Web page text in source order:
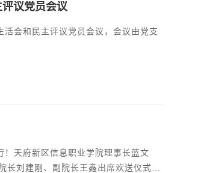
议党员会议
会和民主评议党员会议，会议由党支
天府新区信息职业学院理事长蓝文
长刘建刚、副院长王鑫出席欢送仪式。